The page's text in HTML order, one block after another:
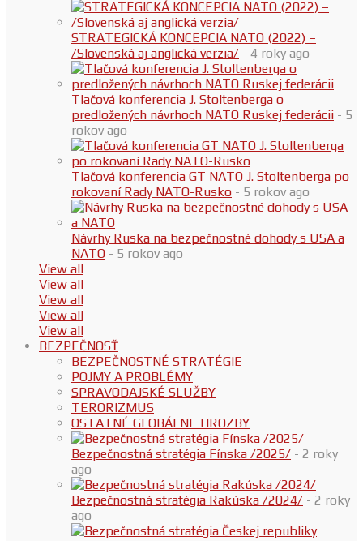
STRATEGICKÁ KONCEPCIA NATO (2022) –
/Slovenská aj anglická verzia/ - 4 roky ago
Tlačová konferencia J. Stoltenberga o
predložených návrhoch NATO Ruskej federácii - 5
rokov ago
Tlačová konferencia GT NATO J. Stoltenberga po
rokovaní Rady NATO-Rusko - 5 rokov ago
Návrhy Ruska na bezpečnostné dohody s USA a
NATO - 5 rokov ago
View all
View all
View all
View all
View all
BEZPEČNOSŤ
BEZPEČNOSTNÉ STRATÉGIE
POJMY A PROBLÉMY
SPRAVODAJSKÉ SLUŽBY
TERORIZMUS
OSTATNÉ GLOBÁLNE HROZBY
Bezpečnostná stratégia Fínska /2025/ - 2 roky
ago
Bezpečnostná stratégia Rakúska /2024/ - 2 roky
ago